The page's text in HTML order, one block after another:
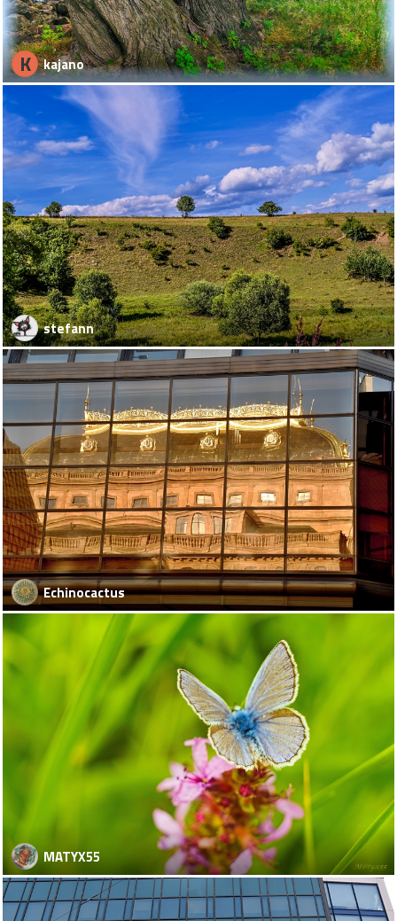
K kajano
stefann
Echinocactus
MATYX55